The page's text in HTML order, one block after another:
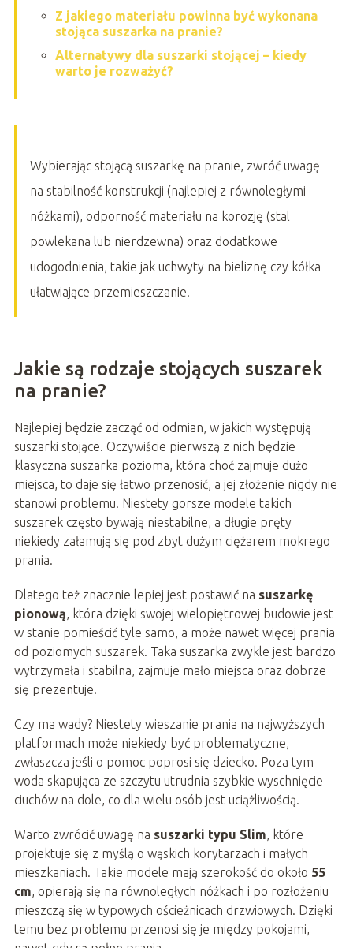
Z jakiego materiału powinna być wykonana
stojąca suszarka na pranie?
Alternatywy dla suszarki stojącej – kiedy
warto je rozważyć?
Wybierając stojącą suszarkę na pranie, zwróć uwagę
na stabilność konstrukcji (najlepiej z równoległymi
nóżkami), odporność materiału na korozję (stal
powlekana lub nierdzewna) oraz dodatkowe
udogodnienia, takie jak uchwyty na bieliznę czy kółka
ułatwiające przemieszczanie.
Jakie są rodzaje stojących suszarek
na pranie?
Najlepiej będzie zacząć od odmian, w jakich występują
suszarki stojące. Oczywiście pierwszą z nich będzie
klasyczna suszarka pozioma, która choć zajmuje dużo
miejsca, to daje się łatwo przenosić, a jej złożenie nigdy nie
stanowi problemu. Niestety gorsze modele takich
suszarek często bywają niestabilne, a długie pręty
niekiedy załamują się pod zbyt dużym ciężarem mokrego
prania.
Dlatego też znacznie lepiej jest postawić na suszarkę
pionową, która dzięki swojej wielopiętrowej budowie jest
w stanie pomieścić tyle samo, a może nawet więcej prania
od poziomych suszarek. Taka suszarka zwykle jest bardzo
wytrzymała i stabilna, zajmuje mało miejsca oraz dobrze
się prezentuje.
Czy ma wady? Niestety wieszanie prania na najwyższych
platformach może niekiedy być problematyczne,
zwłaszcza jeśli o pomoc poprosi się dziecko. Poza tym
woda skapująca ze szczytu utrudnia szybkie wyschnięcie
ciuchów na dole, co dla wielu osób jest uciążliwością.
Warto zwrócić uwagę na suszarki typu Slim, które
projektuje się z myślą o wąskich korytarzach i małych
mieszkaniach. Takie modele mają szerokość do około 55
cm, opierają się na równoległych nóżkach i po rozłożeniu
mieszczą się w typowych ościeżnicach drzwiowych. Dzięki
temu bez problemu przenosi się je między pokojami,